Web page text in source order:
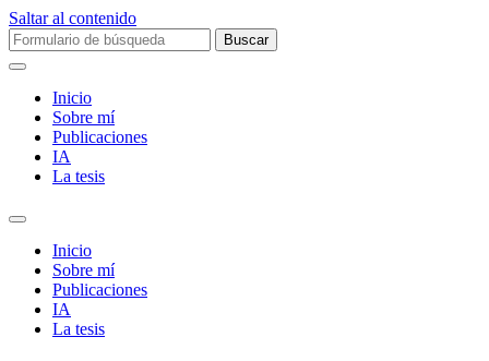
Saltar al contenido
Buscar:
Inicio
Sobre mí­
Publicaciones
IA
La tesis
Alternar
campo
búsqueda
Inicio
Sobre mí­
Publicaciones
IA
La tesis